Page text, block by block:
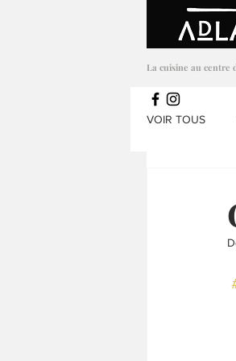
Adlans
La cuisine au centre
VOIR TOUS